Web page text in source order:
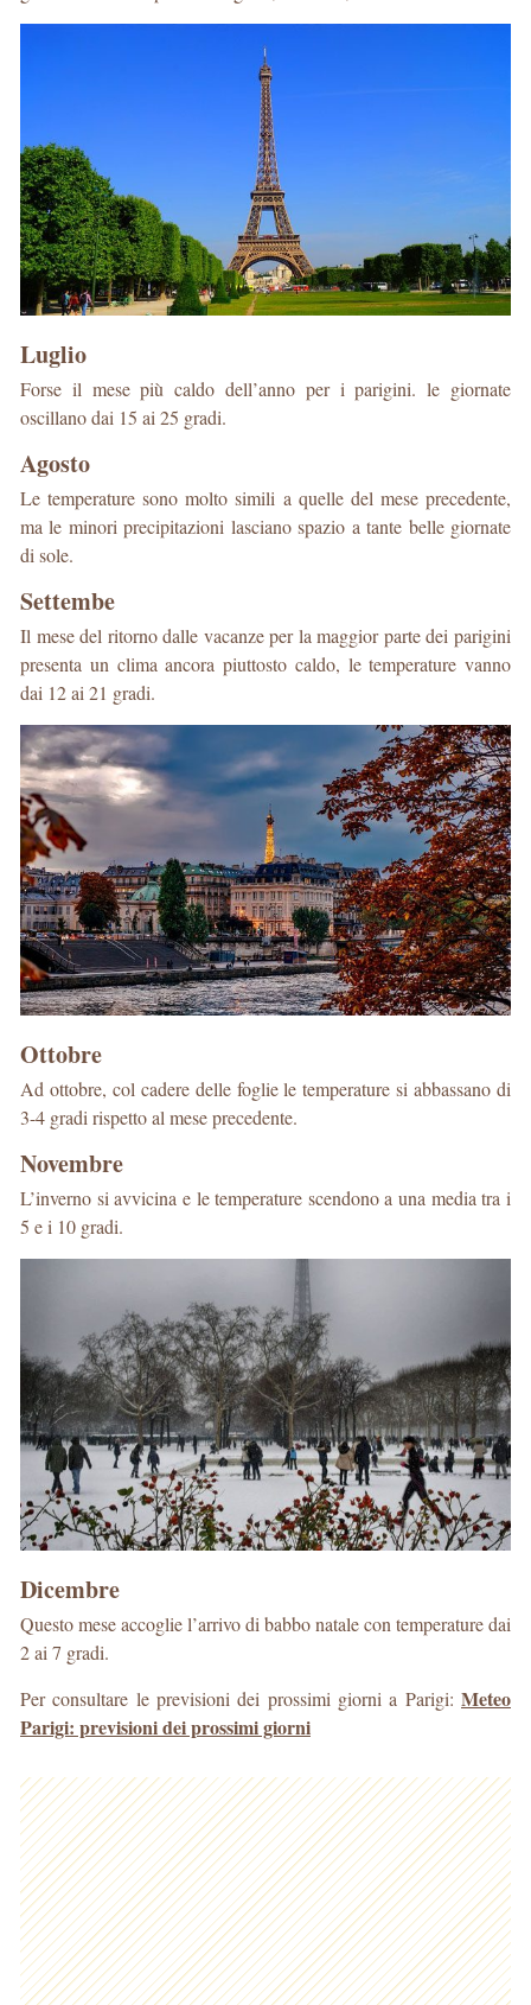
Luglio
Forse il mese più caldo dell’anno per i parigini. le giornate
oscillano dai 15 ai 25 gradi.
Agosto
Le temperature sono molto simili a quelle del mese precedente,
ma le minori precipitazioni lasciano spazio a tante belle giornate
di sole.
Settembe
Il mese del ritorno dalle vacanze per la maggior parte dei parigini
presenta un clima ancora piuttosto caldo, le temperature vanno
dai 12 ai 21 gradi.
Ottobre
Ad ottobre, col cadere delle foglie le temperature si abbassano di
3-4 gradi rispetto al mese precedente.
Novembre
L’inverno si avvicina e le temperature scendono a una media tra i
5 e i 10 gradi.
Dicembre
Questo mese accoglie l’arrivo di babbo natale con temperature dai
2 ai 7 gradi.
Per consultare le previsioni dei prossimi giorni a Parigi: Meteo
Parigi: previsioni dei prossimi giorni